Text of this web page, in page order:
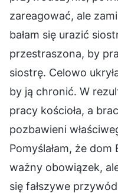
zareagować, ale
bałam się urazić
przestraszona, by
siostrę. Celowo
by ją chronić. W
pracy kościoła, a
pozbawieni
Pomyślałam, że
ważny obowiązek,
się fałszywe